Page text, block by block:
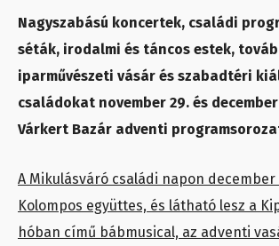
Nagyszabású koncertek, családi
séták, irodalmi és táncos estek,
iparművészeti vásár és szabadtéri
családokat november 29. és
Várkert Bazár adventi
A Mikulásváró családi napon
Kolompos együttes, és látható lesz a
hóban című bábmusical, az adventi